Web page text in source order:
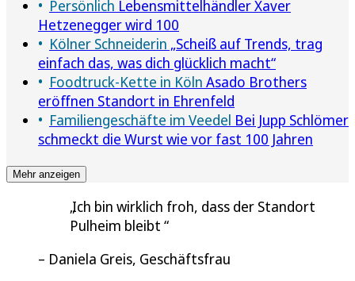
Persönlich Lebensmittelhändler Xaver
Hetzenegger wird 100
Kölner Schneiderin „Scheiß auf Trends, trag
einfach das, was dich glücklich macht“
Foodtruck-Kette in Köln Asado Brothers
eröffnen Standort in Ehrenfeld
Familiengeschäfte im Veedel Bei Jupp Schlömer
schmeckt die Wurst wie vor fast 100 Jahren
Mehr anzeigen
Ich bin wirklich froh, dass der Standort
Pulheim bleibt
Daniela Greis, Geschäftsfrau